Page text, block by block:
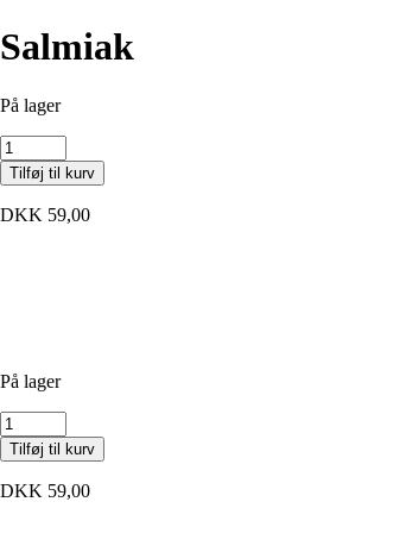
Salmiak
På lager
Salmiak
antal
Tilføj til kurv
DKK 59,00
På lager
Salmiak
antal
Tilføj til kurv
DKK 59,00